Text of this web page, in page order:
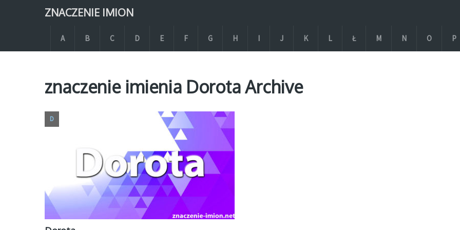
ZNACZENIE IMION
A B C D E F G H I J K L Ł M N O P
znaczenie imienia Dorota Archive
D